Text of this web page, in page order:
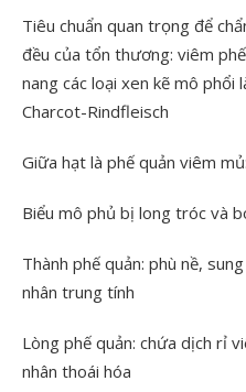
Tiêu chuẩn quan trọng để
đều của tổn thương: viêm
nang các loại xen kẽ mô phổi
Charcot-Rindfleisch
Giữa hạt là phế quản viêm mủ:
Biểu mô phủ bị long tróc và
Thành phế quản: phù nề,
nhân trung tính
Lòng phế quản: chứa dịch rỉ
nhân thoái hóa